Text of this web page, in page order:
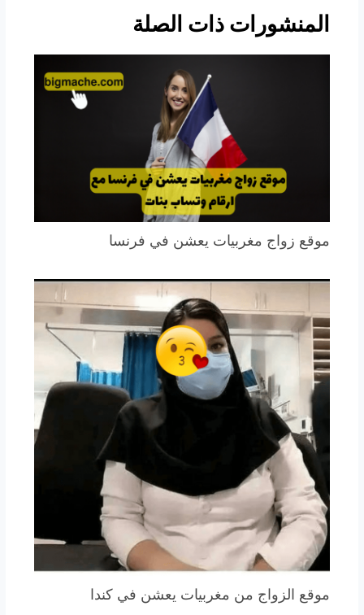
المنشورات ذات الصلة
موقع زواج مغربيات يعشن في فرنسا
موقع الزواج من مغربيات يعشن في كندا